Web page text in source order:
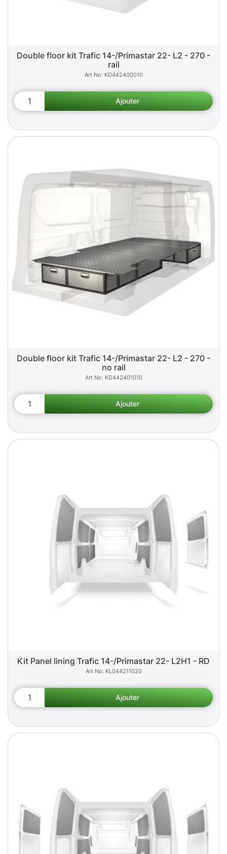
Double floor kit Trafic 14-/Primastar 22- L2 - 270 -
rail
KD442400010
Double floor kit Trafic 14-/Primastar 22- L2 - 270 -
no rail
KD442401010
Kit Panel lining Trafic 14-/Primastar 22- L2H1 - RD
KL044211020